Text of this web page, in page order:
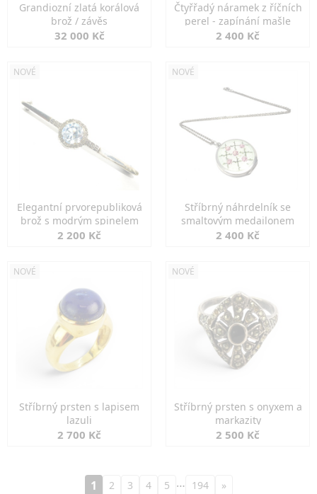
Grandiozní zlatá korálová
brož / závěs
32 000 Kč
Čtyřřadý náramek z říčních
perel - zapínání mašle
2 400 Kč
NOVÉ
Elegantní prvorepubliková
brož s modrým spinelem
2 200 Kč
NOVÉ
Stříbrný náhrdelník se
smaltovým medailonem
2 400 Kč
NOVÉ
Stříbrný prsten s lapisem
lazuli
2 700 Kč
NOVÉ
Stříbrný prsten s onyxem a
markazity
2 500 Kč
1 2 3 4 5 … 194 »